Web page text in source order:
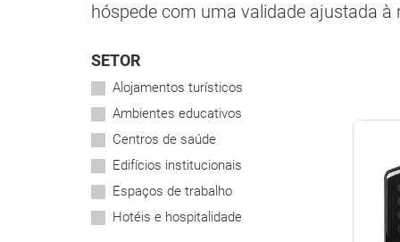
hóspede com uma validade ajustada
SETOR
Alojamentos turísticos
Ambientes educativos
Centros de saúde
Edifícios institucionais
Espaços de trabalho
Hotéis e hospitalidade